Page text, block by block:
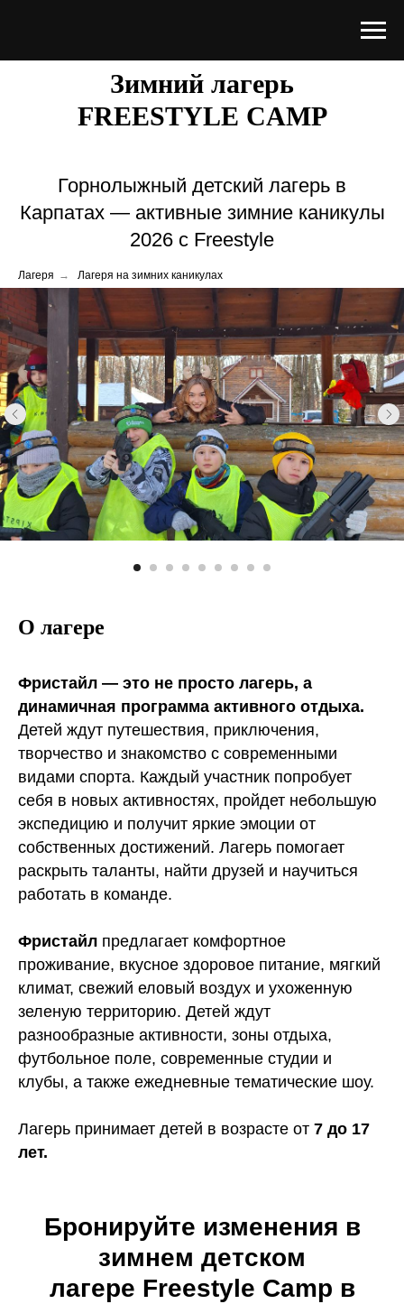
Зимний лагерь
FREESTYLE CAMP
Горнолыжный детский лагерь в
Карпатах — активные зимние каникулы
2026 с Freestyle
Лагеря → Лагеря на зимних каникулах
О лагере
Фристайл — это не просто лагерь, а
динамичная программа активного отдыха.
Детей ждут путешествия, приключения,
творчество и знакомство с современными
видами спорта. Каждый участник попробует
себя в новых активностях, пройдет небольшую
экспедицию и получит яркие эмоции от
собственных достижений. Лагерь помогает
раскрыть таланты, найти друзей и научиться
работать в команде.
Фристайл предлагает комфортное
проживание, вкусное здоровое питание, мягкий
климат, свежий еловый воздух и ухоженную
зеленую территорию. Детей ждут
разнообразные активности, зоны отдыха,
футбольное поле, современные студии и
клубы, а также ежедневные тематические шоу.
Лагерь принимает детей в возрасте от 7 до 17
лет.
Бронируйте изменения в
зимнем детском
лагере Freestyle Camp в